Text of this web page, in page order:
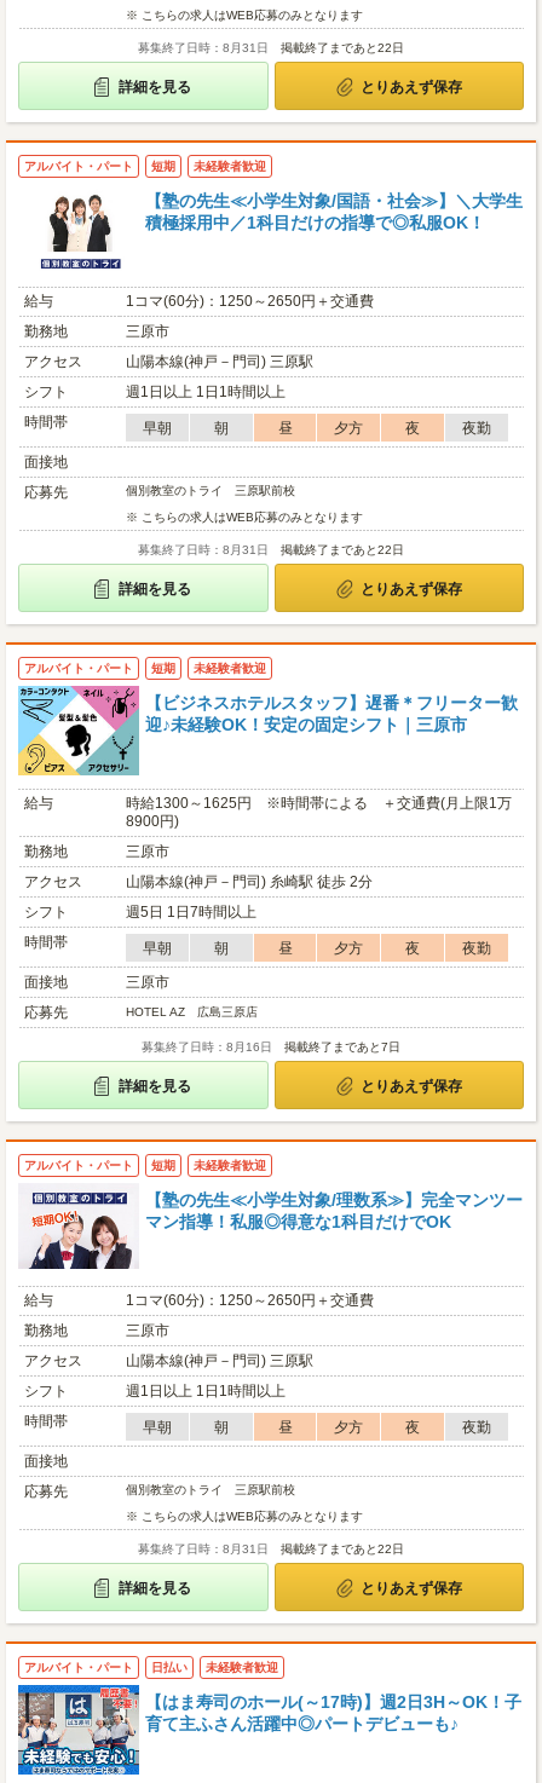
※ こちらの求人はWEB応募のみとなります
募集終了日時：8月31日 掲載終了まであと22日
詳細を見る とりあえず保存
アルバイト・パート 短期 未経験者歓迎
【塾の先生≪小学生対象/国語・社会≫】＼大学生
積極採用中／1科目だけの指導で◎私服OK！
給与
1コマ(60分)：1250～2650円＋交通費
勤務地
三原市
アクセス
山陽本線(神戸－門司) 三原駅
シフト
週1日以上 1日1時間以上
時間帯
早朝 朝 昼 夕方 夜
夜勤
面接地
応募先
個別教室のトライ 三原駅前校
※ こちらの求人はWEB応募のみとなります
募集終了日時：8月31日 掲載終了まであと22日
詳細を見る とりあえず保存
アルバイト・パート 短期 未経験者歓迎
【ビジネスホテルスタッフ】遅番＊フリーター歓
迎♪未経験OK！安定の固定シフト｜三原市
給与
時給1300～1625円 ※時間帯による ＋交通費(月上限1万
8900円)
勤務地
三原市
アクセス
山陽本線(神戸－門司) 糸崎駅 徒歩 2分
シフト
週5日 1日7時間以上
時間帯
早朝 朝 昼 夕方 夜
夜勤
面接地
三原市
応募先
HOTEL AZ 広島三原店
募集終了日時：8月16日 掲載終了まであと7日
詳細を見る とりあえず保存
アルバイト・パート 短期 未経験者歓迎
【塾の先生≪小学生対象/理数系≫】完全マンツー
マン指導！私服◎得意な1科目だけでOK
給与
1コマ(60分)：1250～2650円＋交通費
勤務地
三原市
アクセス
山陽本線(神戸－門司) 三原駅
シフト
週1日以上 1日1時間以上
時間帯
早朝 朝 昼 夕方 夜
夜勤
面接地
応募先
個別教室のトライ 三原駅前校
※ こちらの求人はWEB応募のみとなります
募集終了日時：8月31日 掲載終了まであと22日
詳細を見る とりあえず保存
アルバイト・パート 日払い 未経験者歓迎
【はま寿司のホール(～17時)】週2日3H～OK！子
育て主ふさん活躍中◎パートデビューも♪